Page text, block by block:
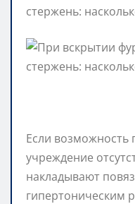
Если возможность
учреждение
накладывают
гипертоническим